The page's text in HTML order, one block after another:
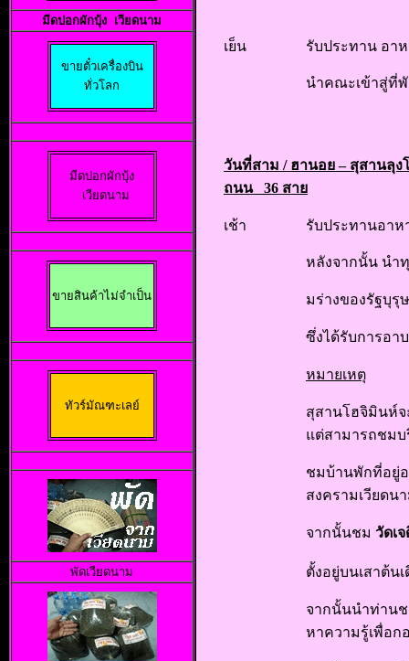
มีดปอกผักบุ้ง เวียดนาม
ขายตั๋วเครื่องบิน
ทั่วโลก
มีดปอกผักบุ้ง
เวียดนาม
ขายสินค้าไม่จำเป็น
ทัวร์มัณฑะเลย์
พัดเวียดนาม
เย็น รับประทาน อา
นำคณะเข้าสู่ที่
วันที่สาม / ฮานอย – สุสานลุง
ถนน 36 สาย
เช้า รับประทานอาห
หลังจากนั้น นำ
มร่างของรัฐบุรุ
ซึ่งได้รับการอา
หมายเหตุ
สุสานโฮจิมินห์จ
แต่สามารถชม
ชมบ้านพักที่อยู่
สงครามเวียดน
จากนั้นชม วัดเจ
ตั้งอยู่บนเสาต้น
จากนั้นนำท่าน
หาความรู้เพื่อก